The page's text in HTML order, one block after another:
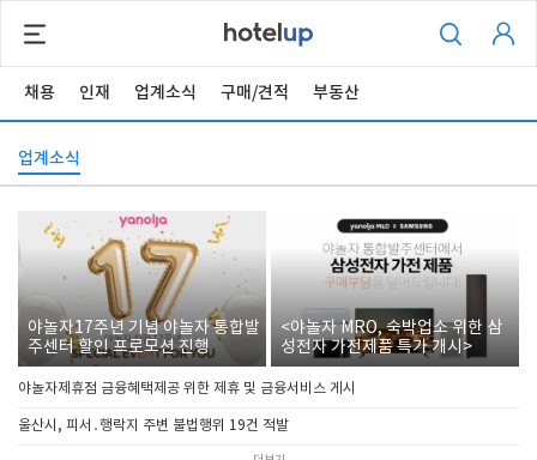
채용 인재 업계소식 구매/견적 부동산
업계소식
야놀자17주년 기념 야놀자 통합발
주센터 할인 프로모션 진행
<야놀자 MRO, 숙박업소 위한 삼
성전자 가전제품 특가 개시>
야놀자제휴점 금융혜택제공 위한 제휴 및 금융서비스 게시
울산시, 피서․행락지 주변 불법행위 19건 적발